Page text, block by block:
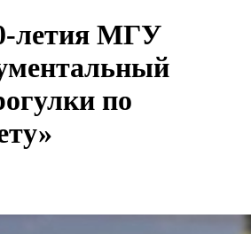
летия МГУ
по